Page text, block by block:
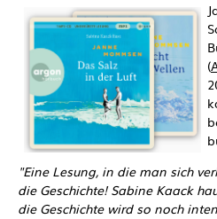
(
"Eine Lesung, in die man sich
die Geschichte! Sabine Kaack
die Geschichte wird so noch